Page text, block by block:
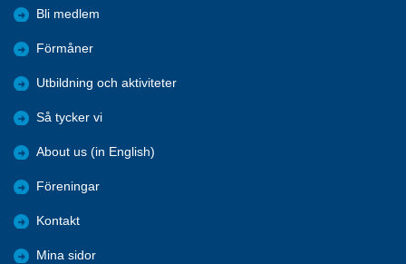
Bli medlem
Förmåner
Utbildning och aktiviteter
Så tycker vi
About us (in English)
Föreningar
Kontakt
Mina sidor